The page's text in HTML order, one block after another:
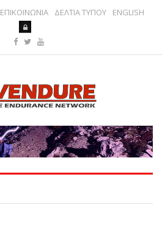
ΕΠΙΚΟΙΝΩΝΙΑ ΔΕΛΤΙΑ ΤΥΠΟΥ ENGLISH